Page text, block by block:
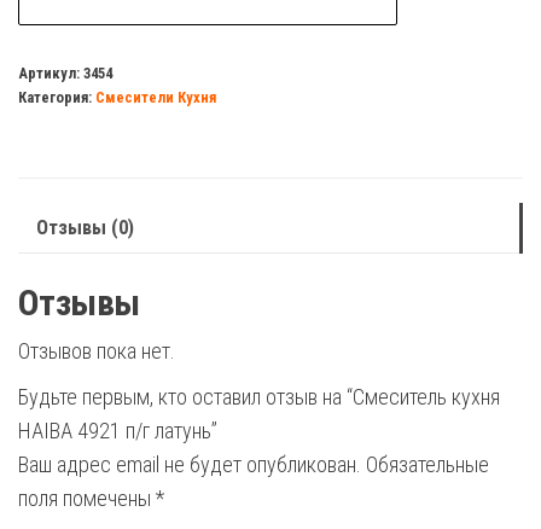
кухня
HAIBA
латунь
Артикул: 3454
Категория: Смесители Кухня
Отзывы (0)
Отзывы
Отзывов пока нет.
Будьте первым, кто оставил отзыв на “Смеситель кухня
HAIBA 4921 п/г латунь”
Ваш адрес email не будет опубликован. Обязательные
поля помечены *